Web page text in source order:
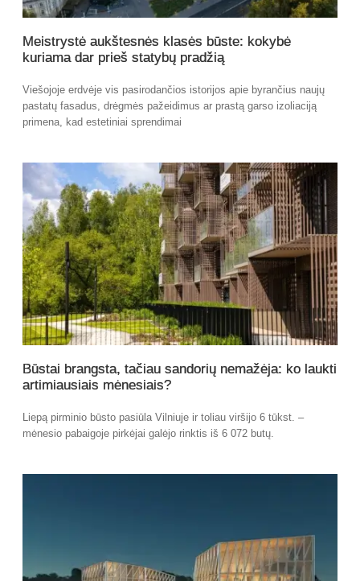
Meistrystė aukštesnės klasės būste: kokybė
kuriama dar prieš statybų pradžią
Viešojoje erdvėje vis pasirodančios istorijos apie byrančius naujų
pastatų fasadus, drėgmės pažeidimus ar prastą garso izoliaciją
primena, kad estetiniai sprendimai
Būstai brangsta, tačiau sandorių nemažėja: ko laukti
artimiausiais mėnesiais?
Liepą pirminio būsto pasiūla Vilniuje ir toliau viršijo 6 tūkst. –
mėnesio pabaigoje pirkėjai galėjo rinktis iš 6 072 butų.